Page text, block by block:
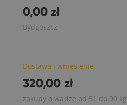
0,00 zł
Bydgoszcz
Dostawa i wniesienie
320,00 zł
zakupy o wadze od 51 do 90 kg